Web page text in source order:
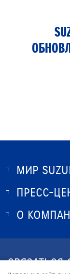
МИР
О SUZUKI
ОПТОВЫЕ
ПРЕСС-
НОВОСТИ
О